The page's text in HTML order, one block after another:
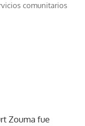
comunitarios
Zouma fue